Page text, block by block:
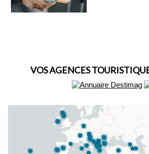
VOS AGENCES